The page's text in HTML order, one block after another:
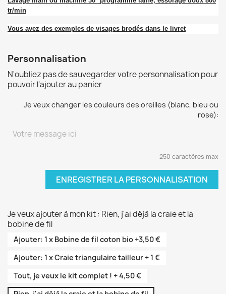
tr/min
Vous avez des exemples de visages brodés dans le livret
Personnalisation
N'oubliez pas de sauvegarder votre personnalisation pour
pouvoir l'ajouter au panier
Je veux changer les couleurs des oreilles (blanc, bleu ou
rose):
250 caractères max
ENREGISTRER LA PERSONNALISATION
Je veux ajouter à mon kit : Rien, j'ai déjà la craie et la
bobine de fil
Ajouter: 1 x Bobine de fil coton bio +3,50 €
Ajouter: 1 x Craie triangulaire tailleur + 1 €
Tout, je veux le kit complet ! + 4,50 €